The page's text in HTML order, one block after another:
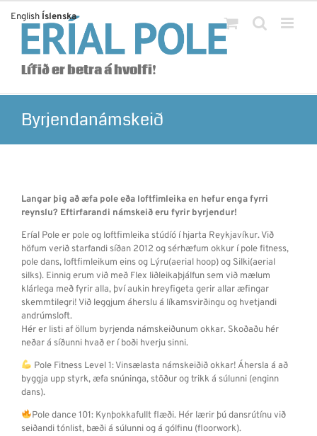
content
Lífið er betra á hvolfi!
Byrjendanámskeið
Langar þig að æfa pole eða loftfimleika en hefur enga fyrri
reynslu? Eftirfarandi námskeið eru fyrir byrjendur!
Eríal Pole er pole og loftfimleika stúdíó í hjarta Reykjavíkur. Við
höfum verið starfandi síðan 2012 og sérhæfum okkur í pole fitness,
pole dans, loftfimleikum eins og Lýru(aerial hoop) og Silki(aerial
silks). Einnig erum við með Flex liðleikaþjálfun sem við mælum
klárlega með fyrir alla, því aukin hreyfigeta gerir allar æfingar
skemmtilegri! Við leggjum áherslu á líkamsvirðingu og hvetjandi
andrúmsloft.
Hér er listi af öllum byrjenda námskeiðunum okkar. Skoðaðu hér
neðar á síðunni hvað er í boði hverju sinni.
Pole Fitness Level 1: Vinsælasta námskeiðið okkar! Áhersla á að
byggja upp styrk, æfa snúninga, stöður og trikk á súlunni (enginn
dans).
Pole dance 101: Kynþokkafullt flæði. Hér lærir þú dansrútínu við
seiðandi tónlist, bæði á súlunni og á gólfinu (floorwork).
English Íslenska